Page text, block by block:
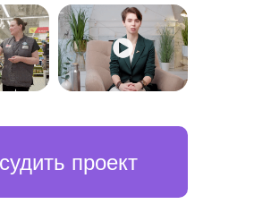
проект